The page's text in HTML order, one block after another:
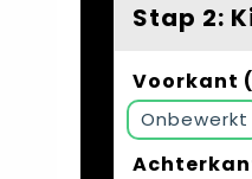
Stap 2:
Voorkant
Onbewerkt